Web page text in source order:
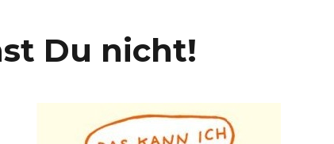
Du nicht!